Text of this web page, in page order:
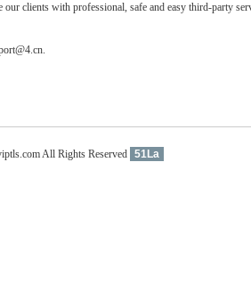
clients with professional, safe and easy third-party
All Rights Reserved 51La